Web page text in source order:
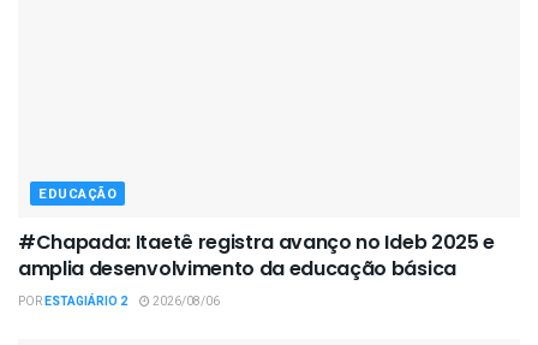
EDUCAÇÃO
#Chapada: Itaetê registra avanço no Ideb 2025 e
amplia desenvolvimento da educação básica
PORESTAGIÁRIO 2 2026/08/06